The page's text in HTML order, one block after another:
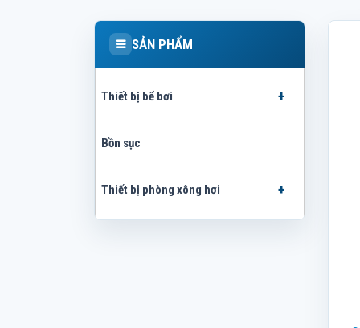
SẢN PHẨM
Thiết bị bể bơi
Bồn sục
Thiết bị phòng xông hơi